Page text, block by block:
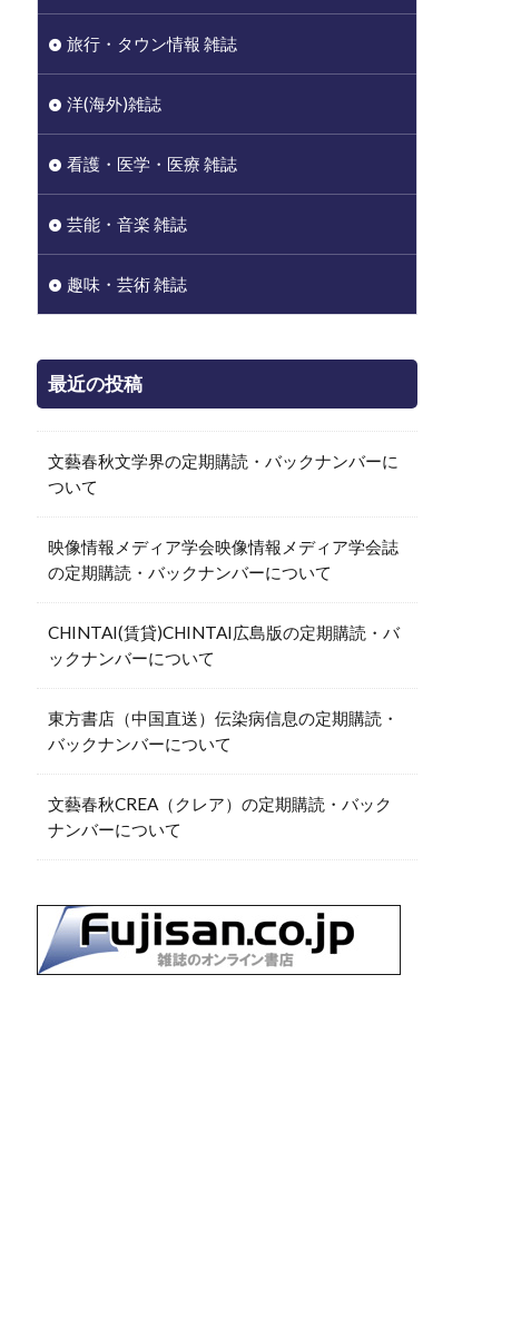
旅行・タウン情報 雑誌
洋(海外)雑誌
看護・医学・医療 雑誌
芸能・音楽 雑誌
趣味・芸術 雑誌
最近の投稿
文藝春秋文学界の定期購読・バックナンバーに
ついて
映像情報メディア学会映像情報メディア学会誌
の定期購読・バックナンバーについて
CHINTAI(賃貸)CHINTAI広島版の定期購読・バ
ックナンバーについて
東方書店（中国直送）伝染病信息の定期購読・
バックナンバーについて
文藝春秋CREA（クレア）の定期購読・バック
ナンバーについて